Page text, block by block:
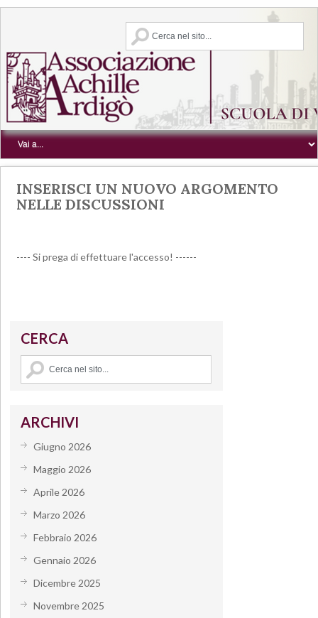
INSERISCI UN NUOVO ARGOMENTO
NELLE DISCUSSIONI
---- Si prega di effettuare l'accesso! ------
CERCA
ARCHIVI
Giugno 2026
Maggio 2026
Aprile 2026
Marzo 2026
Febbraio 2026
Gennaio 2026
Dicembre 2025
Novembre 2025